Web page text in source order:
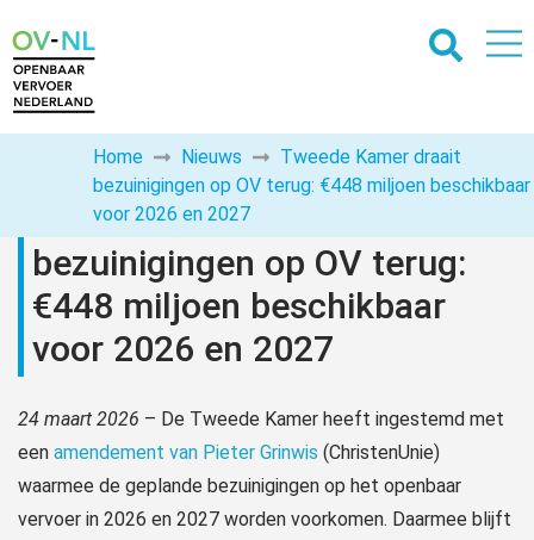
Home Nieuws
Tweede Kamer draait
bezuinigingen op OV terug: €448 miljoen beschikbaar
voor 2026 en 2027
Tweede Kamer draait
bezuinigingen op OV terug:
€448 miljoen beschikbaar
voor 2026 en 2027
24 maart 2026 – De Tweede Kamer heeft ingestemd met
een amendement van Pieter Grinwis (ChristenUnie)
waarmee de geplande bezuinigingen op het openbaar
vervoer in 2026 en 2027 worden voorkomen. Daarmee blijft